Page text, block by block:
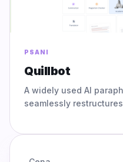
PSANI
Quillbot
A widely used AI
seamlessly